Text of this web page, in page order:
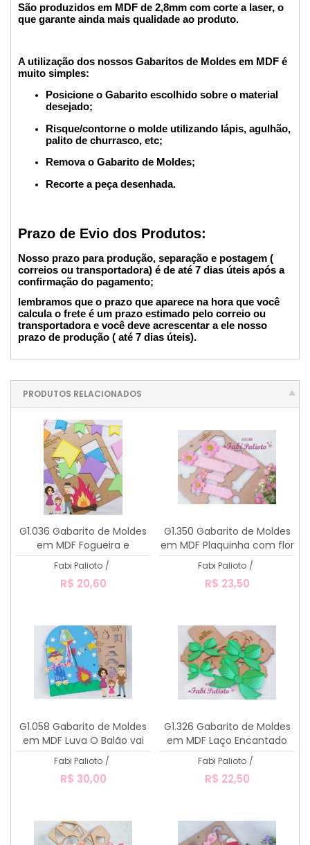
São produzidos em MDF de 2,8mm com corte a laser, o
que garante ainda mais qualidade ao produto.
A utilização dos nossos Gabaritos de Moldes em MDF é
muito simples:
Posicione o Gabarito escolhido sobre o material
desejado;
Risque/contorne o molde utilizando lápis, agulhão,
palito de churrasco, etc;
Remova o Gabarito de Moldes;
Recorte a peça desenhada.
Prazo de Evio dos Produtos:
Nosso prazo para produção, separação e postagem (
correios ou transportadora) é de até 7 dias úteis após a
confirmação do pagamento;
lembramos que o prazo que aparece na hora que você
calcula o frete é um prazo estimado pelo correio ou
transportadora e você deve acrescentar a ele nosso
prazo de produção ( até 7 dias úteis).
PRODUTOS RELACIONADOS
G1.036 Gabarito de Moldes
em MDF Fogueira e
Bandeirinhas - Coleção
Festerê da Lulu
Fabi Palioto /
R$ 20,60
G1.350 Gabarito de Moldes
em MDF Plaquinha com flor
Fabi Palioto /
R$ 23,50
G1.058 Gabarito de Moldes
em MDF Luva O Balão vai
subindo + espantalho
pequeno
Fabi Palioto /
R$ 30,00
G1.326 Gabarito de Moldes
em MDF Laço Encantado
Fabi Palioto /
R$ 22,50